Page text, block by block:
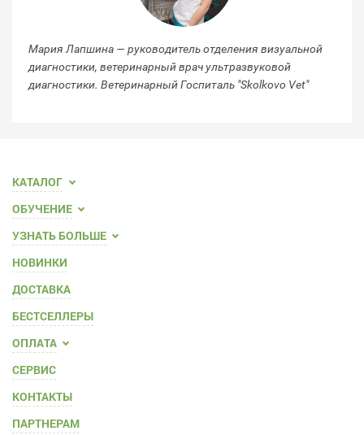
Мария Лапшина — руководитель отделения визуальной
диагностики, ветеринарный врач ультразвуковой
диагностики. Ветеринарный Госпиталь "Skolkovo Vet"
КАТАЛОГ
ОБУЧЕНИЕ
УЗНАТЬ БОЛЬШЕ
НОВИНКИ
ДОСТАВКА
БЕСТСЕЛЛЕРЫ
ОПЛАТА
СЕРВИС
КОНТАКТЫ
ПАРТНЕРАМ